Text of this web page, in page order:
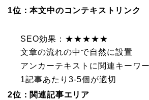
1位：本文中のコンテキストリンク
SEO効果：★★★★★
文章の流れの中で自然に設置
アンカーテキストに関連キーワ
1記事あたり3-5個が適切
2位：関連記事エリア